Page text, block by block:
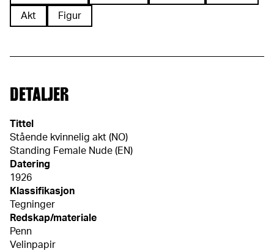
Akt Figur
DETALJER
Tittel
Stående kvinnelig akt (NO)
Standing Female Nude (EN)
Datering
1926
Klassifikasjon
Tegninger
Redskap/materiale
Penn
Velinpapir